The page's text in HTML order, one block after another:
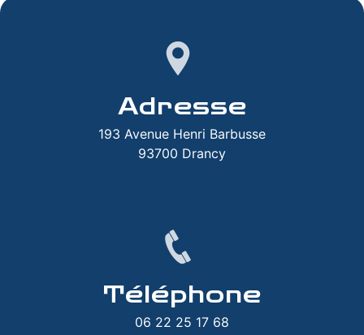
Adresse
193 Avenue Henri Barbusse
93700 Drancy
Téléphone
06 22 25 17 68